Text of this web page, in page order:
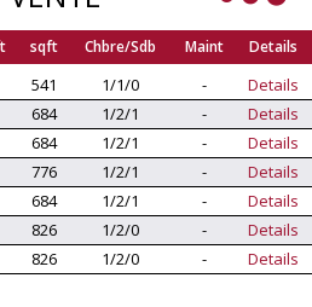
sqft Chbre/Sdb Maint Details
541 1/1/0 -
Details
684 1/2/1 -
Details
684 1/2/1 -
Details
776 1/2/1 -
Details
684 1/2/1 -
Details
826 1/2/0 -
Details
826 1/2/0 - Details